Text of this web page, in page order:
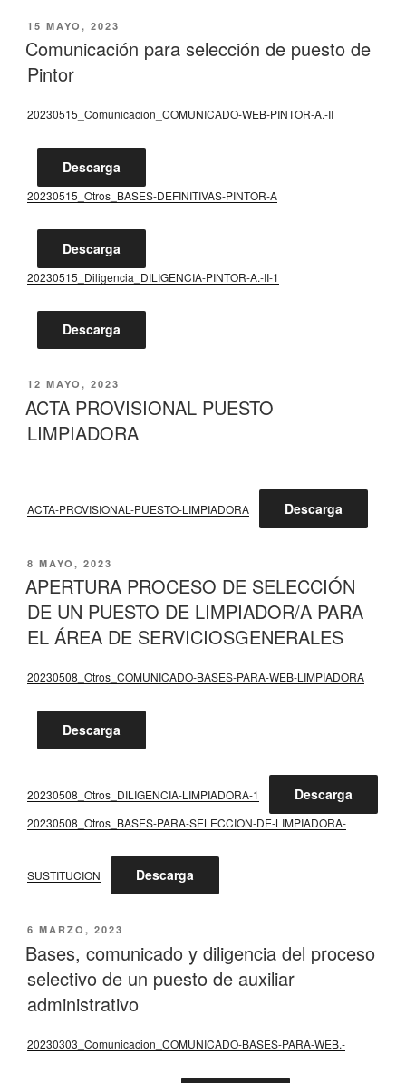
PUBLICADO
EL
15 MAYO, 2023
Comunicación para selección de puesto de
Pintor
20230515_Comunicacion_COMUNICADO-WEB-PINTOR-A.-II
Descarga
20230515_Otros_BASES-DEFINITIVAS-PINTOR-A
Descarga
20230515_Diligencia_DILIGENCIA-PINTOR-A.-II-1
Descarga
PUBLICADO
EL
12 MAYO, 2023
ACTA PROVISIONAL PUESTO
LIMPIADORA
ACTA-PROVISIONAL-PUESTO-LIMPIADORA Descarga
PUBLICADO
EL
8 MAYO, 2023
APERTURA PROCESO DE SELECCIÓN
DE UN PUESTO DE LIMPIADOR/A PARA
EL ÁREA DE SERVICIOSGENERALES
20230508_Otros_COMUNICADO-BASES-PARA-WEB-LIMPIADORA
Descarga
20230508_Otros_DILIGENCIA-LIMPIADORA-1 Descarga
20230508_Otros_BASES-PARA-SELECCION-DE-LIMPIADORA-
SUSTITUCION Descarga
PUBLICADO
EL
6 MARZO, 2023
Bases, comunicado y diligencia del proceso
selectivo de un puesto de auxiliar
administrativo
20230303_Comunicacion_COMUNICADO-BASES-PARA-WEB.-